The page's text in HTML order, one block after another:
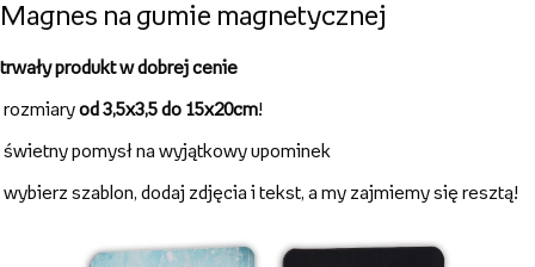
Magnes na gumie magnetycznej
trwały produkt w dobrej cenie
rozmiaryod 3,5x3,5 do 15x20cm!
świetny pomysł na wyjątkowy upominek
wybierz szablon, dodaj zdjęcia i tekst, a my zajmiemy się resztą!